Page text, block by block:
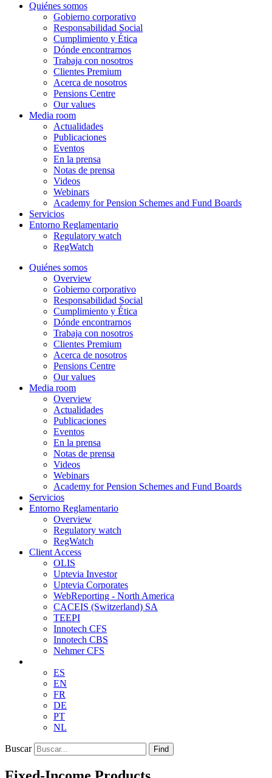
Quiénes somos
Gobierno corporativo
Responsabilidad Social
Cumplimiento y Ética
Dónde encontrarnos
Trabaja con nosotros
Clientes Premium
Acerca de nosotros
Pensions Centre
Our values
Media room
Actualidades
Publicaciones
Eventos
En la prensa
Notas de prensa
Videos
Webinars
Academy for Pension Schemes and Fund Boards
Servicios
Entorno Reglamentario
Regulatory watch
RegWatch
Quiénes somos
Overview
Gobierno corporativo
Responsabilidad Social
Cumplimiento y Ética
Dónde encontrarnos
Trabaja con nosotros
Clientes Premium
Acerca de nosotros
Pensions Centre
Our values
Media room
Overview
Actualidades
Publicaciones
Eventos
En la prensa
Notas de prensa
Videos
Webinars
Academy for Pension Schemes and Fund Boards
Servicios
Entorno Reglamentario
Overview
Regulatory watch
RegWatch
Client Access
OLIS
Uptevia Investor
Uptevia Corporates
WebReporting - North America
CACEIS (Switzerland) SA
TEEPI
Innotech CFS
Innotech CBS
Nehmer CFS
ES
EN
FR
DE
PT
NL
Buscar Find